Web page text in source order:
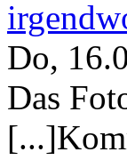
Do,
Das